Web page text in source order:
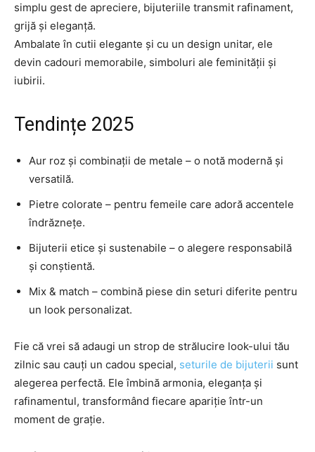
simplu gest de apreciere, bijuteriile transmit rafinament,
grijă și eleganță.
Ambalate în cutii elegante și cu un design unitar, ele
devin cadouri memorabile, simboluri ale feminității și
iubirii.
Tendințe 2025
Aur roz și combinații de metale – o notă modernă și
versatilă.
Pietre colorate – pentru femeile care adoră accentele
îndrăznețe.
Bijuterii etice și sustenabile – o alegere responsabilă
și conștientă.
Mix & match – combină piese din seturi diferite pentru
un look personalizat.
Fie că vrei să adaugi un strop de strălucire look-ului tău
zilnic sau cauți un cadou special, seturile de bijuterii sunt
alegerea perfectă. Ele îmbină armonia, eleganța și
rafinamentul, transformând fiecare apariție într-un
moment de grație.